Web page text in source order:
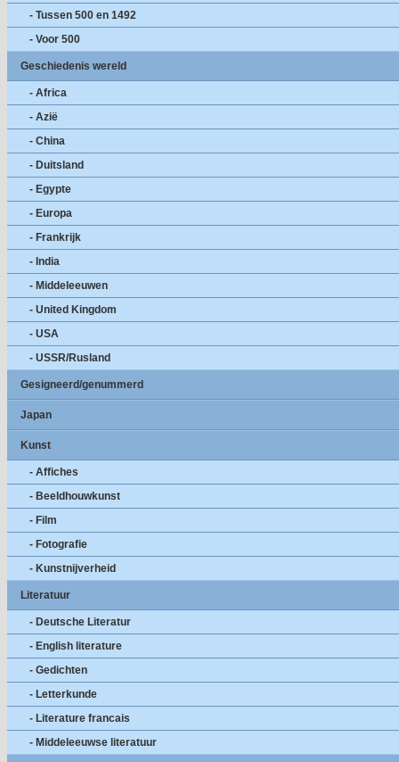
- Tussen 500 en 1492
- Voor 500
Geschiedenis wereld
- Africa
- Azië
- China
- Duitsland
- Egypte
- Europa
- Frankrijk
- India
- Middeleeuwen
- United Kingdom
- USA
- USSR/Rusland
Gesigneerd/genummerd
Japan
Kunst
- Affiches
- Beeldhouwkunst
- Film
- Fotografie
- Kunstnijverheid
Literatuur
- Deutsche Literatur
- English literature
- Gedichten
- Letterkunde
- Literature francais
- Middeleeuwse literatuur